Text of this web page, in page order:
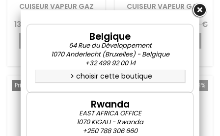
CUISEUR VAPEUR GAZ
Prix
13 251,50 €Prix
base
15 590,00 €
En stock
CUISEUR VAPEUR GAZ
DIM SUM NAYATI
Prix
12 320,75 €Prix
14 495,00 €
En stock
-15%
Prix réduit -43%
Prix réduit
Belgique
64 Rue du Développement
1070 Anderlecht (Bruxelles) - Belgique
+32 499 92 00 14
chevron_right choisir cette boutique
Rwanda
EAST AFRICA OFFICE
1070 KIGALI - Rwanda
+250 788 306 660